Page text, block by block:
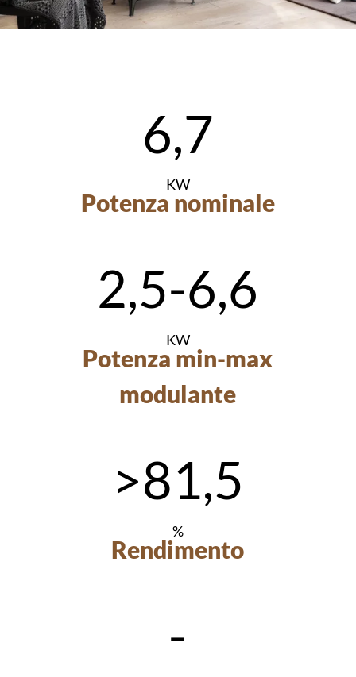
6,7
KW
Potenza nominale
2,5-6,6
KW
Potenza min-max
modulante
>81,5
%
Rendimento
-